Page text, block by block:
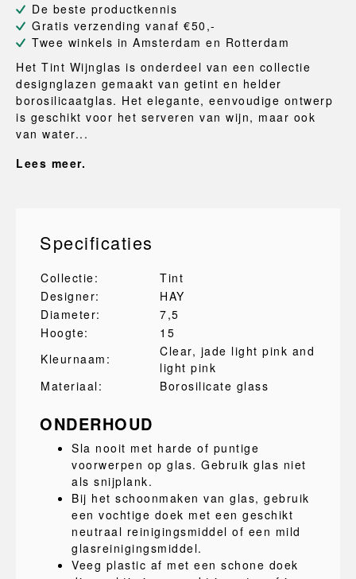
De beste productkennis
Gratis verzending vanaf €50,-
Twee winkels in Amsterdam en Rotterdam
Het Tint Wijnglas is onderdeel van een collectie
designglazen gemaakt van getint en helder
borosilicaatglas. Het elegante, eenvoudige ontwerp
is geschikt voor het serveren van wijn, maar ook
van water...
Lees meer.
Specificaties
Collectie:
Tint
Designer:
HAY
Diameter:
7,5
Hoogte:
15
Kleurnaam:
Clear, jade light pink and
light pink
Materiaal:
Borosilicate glass
ONDERHOUD
Sla nooit met harde of puntige
voorwerpen op glas. Gebruik glas niet
als snijplank.
Bij het schoonmaken van glas, gebruik
een vochtige doek met een geschikt
neutraal reinigingsmiddel of een mild
glasreinigingsmiddel.
Veeg plastic af met een schone doek